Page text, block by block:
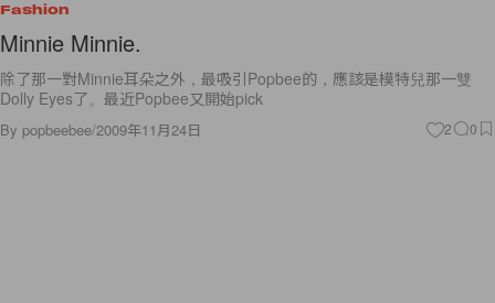
Fashion
Minnie Minnie.
除了那一對Minnie耳朵之外，最吸引Popbee的，應該是模特兒那一雙
Dolly Eyes了。最近Popbee又開始pick
By popbeebee/2009年11月24日 2 0